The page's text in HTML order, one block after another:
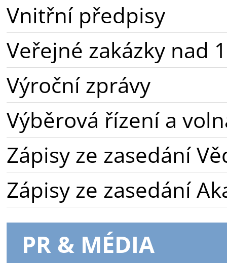
Vnitřní předpisy
Veřejné zakázky nad
Výroční zprávy
Výběrová řízení a
Zápisy ze zasedání
Zápisy ze zasedání
PR & MÉDIA